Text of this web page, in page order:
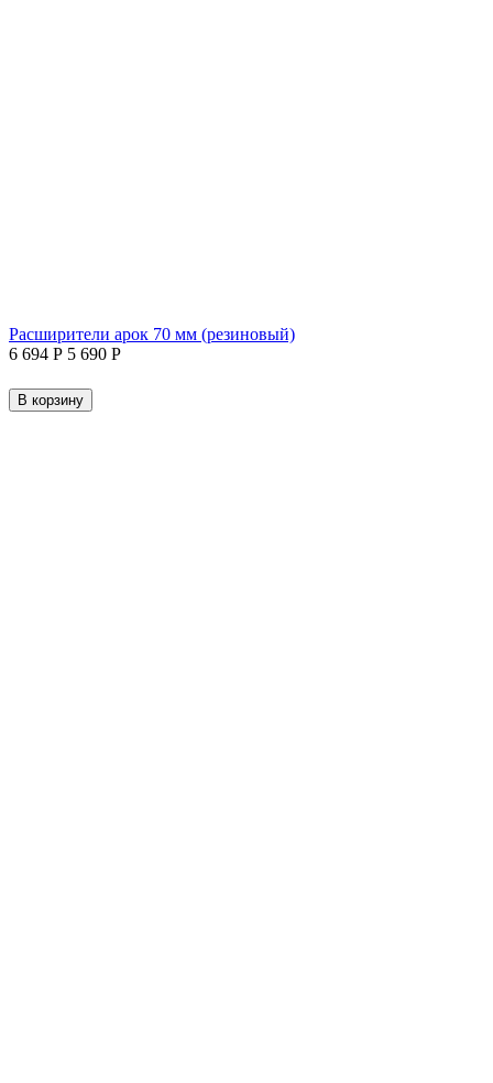
Расширители арок 70 мм (резиновый)
6 694 Р 5 690 Р
В корзину